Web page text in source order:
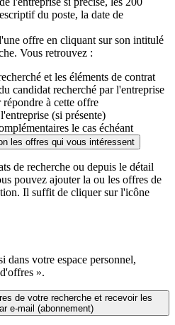
du poste, la date de
offre en cliquant sur son intitulé
Vous retrouvez :
et les éléments de contrat
candidat recherché par l'entreprise
à cette offre
(si présente)
le cas échéant
les offres qui vous intéressent
de recherche ou depuis le détail
pouvez ajouter la ou les offres de
Il suffit de cliquer sur l'icône
dans votre espace personnel,
».
de votre recherche et recevoir les
e-mail (abonnement)